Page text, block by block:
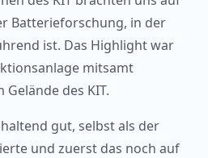
Batterieforschung, in der
ist. Das Highlight war
mitsamt
des KIT.
gut, selbst als der
und zuerst das noch auf